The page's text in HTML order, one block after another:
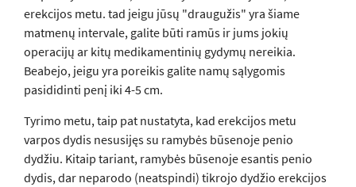
erekcijos metu. tad jeigu jūsų "draugužis" yra šiame
matmenų intervale, galite būti ramūs ir jums jokių
operacijų ar kitų medikamentinių gydymų nereikia.
Beabejo, jeigu yra poreikis galite namų sąlygomis
pasididinti penį iki 4-5 cm.
Tyrimo metu, taip pat nustatyta, kad erekcijos metu
varpos dydis nesusijęs su ramybės būsenoje penio
dydžiu. Kitaip tariant, ramybės būsenoje esantis penio
dydis, dar neparodo (neatspindi) tikrojo dydžio erekcijos